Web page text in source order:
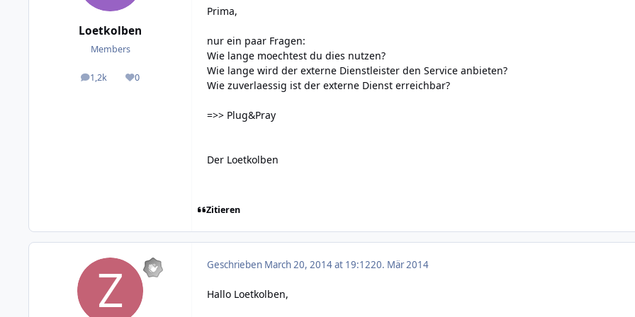
Loetkolben
Members
1,2k
posts 0
Reputation
Prima,
nur ein paar Fragen:
Wie lange moechtest du dies nutzen?
Wie lange wird der externe Dienstleister den Service anbieten?
Wie zuverlaessig ist der externe Dienst erreichbar?
=>> Plug&Pray
Der Loetkolben
Zitieren
Geschrieben March 20, 2014 at 19:1220. Mär 2014
Hallo Loetkolben,